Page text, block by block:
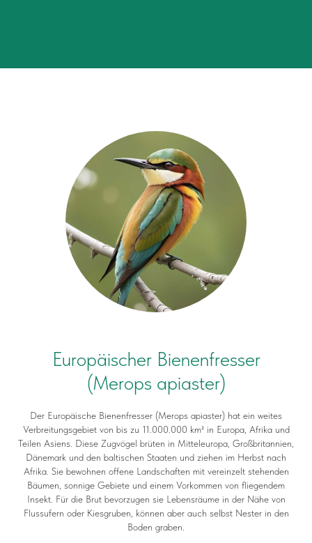
Europäischer Bienenfresser
(Merops apiaster)
Der Europäische Bienenfresser (Merops apiaster) hat ein weites
Verbreitungsgebiet von bis zu 11.000.000 km² in Europa, Afrika und
Teilen Asiens. Diese Zugvögel brüten in Mitteleuropa, Großbritannien,
Dänemark und den baltischen Staaten und ziehen im Herbst nach
Afrika. Sie bewohnen offene Landschaften mit vereinzelt stehenden
Bäumen, sonnige Gebiete und einem Vorkommen von fliegendem
Insekt. Für die Brut bevorzugen sie Lebensräume in der Nähe von
Flussufern oder Kiesgruben, können aber auch selbst Nester in den
Boden graben.